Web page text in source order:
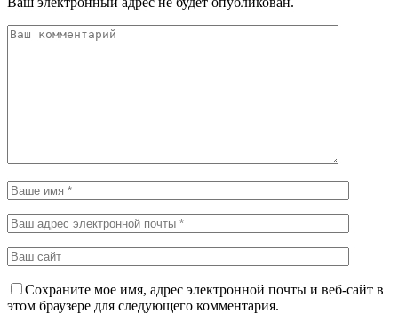
Сохраните мое имя, адрес электронной почты и веб-сайт в
этом браузере для следующего комментария.